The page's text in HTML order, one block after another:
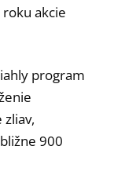
akcie
program
900